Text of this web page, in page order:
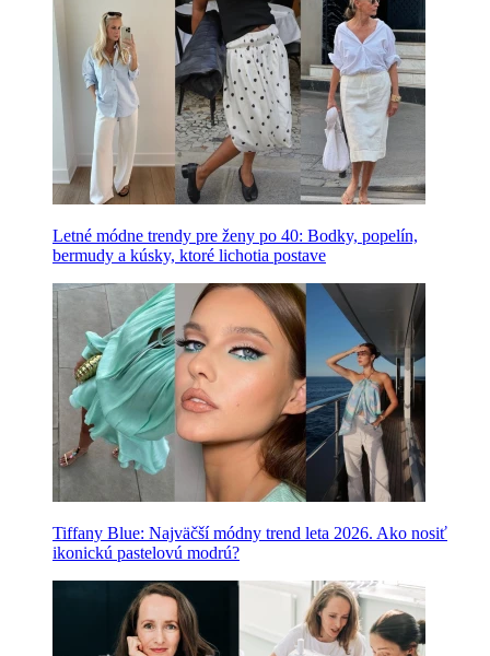
Letné módne trendy pre ženy po 40: Bodky, popelín,
bermudy a kúsky, ktoré lichotia postave
Tiffany Blue: Najväčší módny trend leta 2026. Ako nosiť
ikonickú pastelovú modrú?